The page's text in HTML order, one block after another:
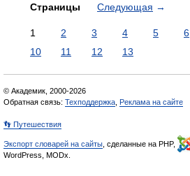
Страницы Следующая →
1 2 3 4 5 6
10
11 12 13
© Академик, 2000-2026
Обратная связь: Техподдержка Реклама на сайте
👣 Путешествия
Экспорт словарей на сайты , сделанные на PHP,
WordPress, MODx.